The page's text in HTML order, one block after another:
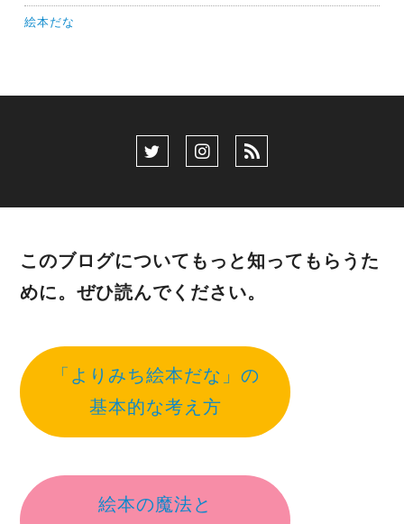
絵本だな
このブログについてもっと知ってもらうた
めに。ぜひ読んでください。
「よりみち絵本だな」の
基本的な考え方
絵本の魔法と